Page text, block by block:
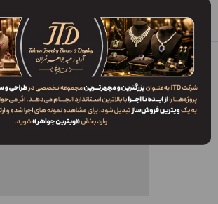
آرایه و جعبه جواهر تهران / فهرست محصولات / پاکت BM3 RDW1